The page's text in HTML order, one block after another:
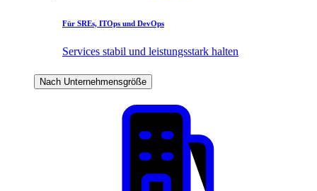
Für SREs, ITOps und DevOps
Services stabil und leistungsstark halten
Nach Unternehmensgröße